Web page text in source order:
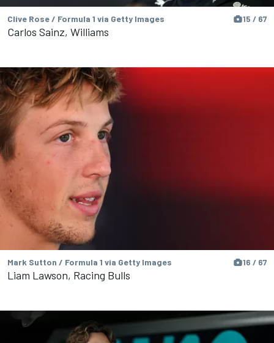
Clive Rose / Formula 1 via Getty Images 15 / 67
Carlos Sainz, Williams
Mark Sutton / Formula 1 via Getty Images 16 / 67
Liam Lawson, Racing Bulls